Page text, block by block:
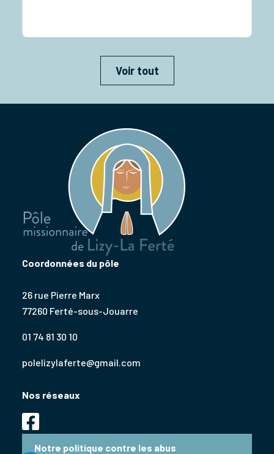
Voir tout
Coordonnées du pôle
26 rue Pierre Marx
77260 Ferté-sous-Jouarre
01 74 81 30 10
polelizylaferte@gmail.com
Nos réseaux
Notre politique contre les abus